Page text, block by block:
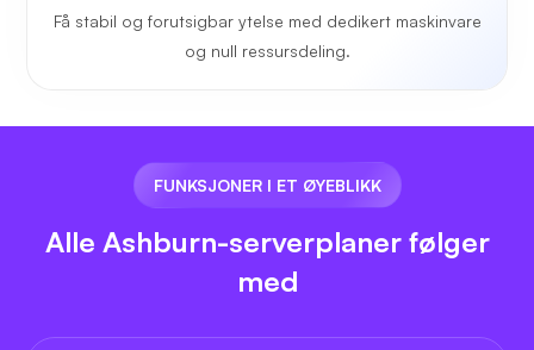
Få stabil og forutsigbar ytelse med dedikert maskinvare
og null ressursdeling.
FUNKSJONER I ET ØYEBLIKK
Alle Ashburn-serverplaner følger
med